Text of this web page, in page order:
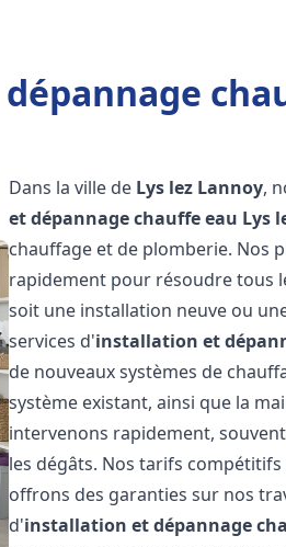
Dans la ville de Lys lez Lannoy,
et dépannage chauffe eau Lys
chauffage et de plomberie. Nos
rapidement pour résoudre tous
soit une installation neuve ou
services d'installation et
de nouveaux systèmes de
système existant, ainsi que la
intervenons rapidement,
les dégâts. Nos tarifs
offrons des garanties sur nos
d'installation et dépannage